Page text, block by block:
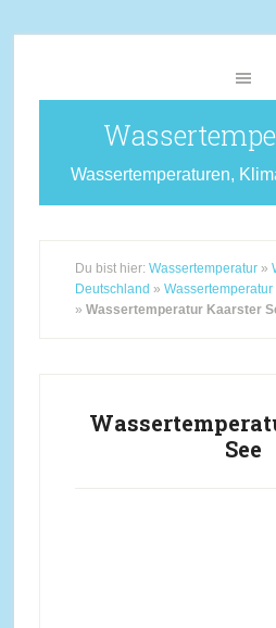
Wassertemperaturen,
Du bist hier: Wassertemperatur»
Deutschland »
» Wassertemperatur Kaarster
See